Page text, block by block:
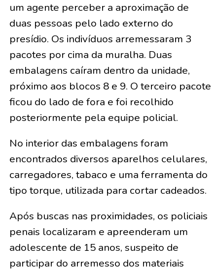
um agente perceber a aproximação de
duas pessoas pelo lado externo do
presídio. Os indivíduos arremessaram 3
pacotes por cima da muralha. Duas
embalagens caíram dentro da unidade,
próximo aos blocos 8 e 9. O terceiro pacote
ficou do lado de fora e foi recolhido
posteriormente pela equipe policial.
No interior das embalagens foram
encontrados diversos aparelhos celulares,
carregadores, tabaco e uma ferramenta do
tipo torque, utilizada para cortar cadeados.
Após buscas nas proximidades, os policiais
penais localizaram e apreenderam um
adolescente de 15 anos, suspeito de
participar do arremesso dos materiais